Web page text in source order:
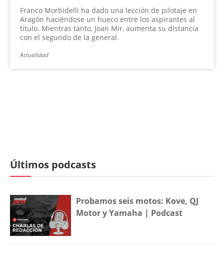
Franco Morbidelli ha dado una lección de pilotaje en
Aragón haciéndose un hueco entre los aspirantes al
título. Mientras tanto, Joan Mir, aumenta su distancia
con el segundo de la general.
Actualidad
Últimos podcasts
Probamos seis motos: Kove, QJ
Motor y Yamaha | Podcast